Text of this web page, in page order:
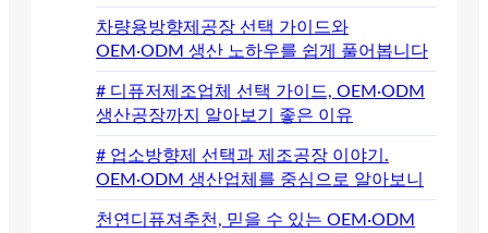
차량용방향제공장 선택 가이드와
OEM·ODM 생산 노하우를 쉽게 풀어봅니다
# 디퓨저제조업체 선택 가이드, OEM·ODM
생산공장까지 알아보기 좋은 이유
# 업소방향제 선택과 제조공장 이야기.
OEM·ODM 생산업체를 중심으로 알아보니
천연디퓨져추천, 믿을 수 있는 OEM·ODM